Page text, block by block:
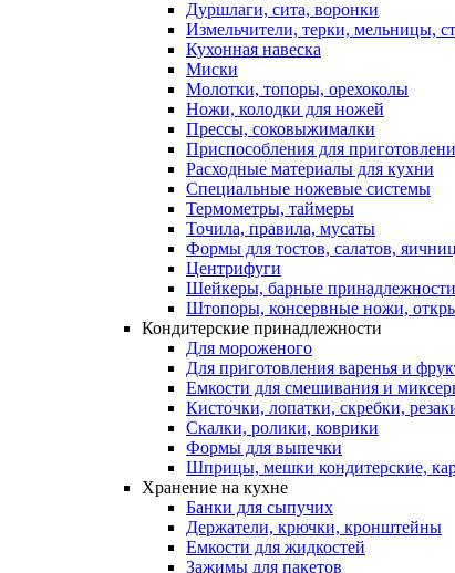
Дуршлаги, сита, воронки
Измельчители, терки, мельницы,
Кухонная навеска
Миски
Молотки, топоры, орехоколы
Ножи, колодки для ножей
Прессы, соковыжималки
Приспособления для
Расходные материалы для кухни
Специальные ножевые системы
Термометры, таймеры
Точила, правила, мусаты
Формы для тостов, салатов, яичниц
Центрифуги
Шейкеры, барные принадлежности
Штопоры, консервные ножи,
Кондитерские принадлежности
Для мороженого
Для приготовления варенья и
Емкости для смешивания и
Кисточки, лопатки, скребки,
Скалки, ролики, коврики
Формы для выпечки
Шприцы, мешки кондитерские,
Хранение на кухне
Банки для сыпучих
Держатели, крючки, кронштейны
Емкости для жидкостей
Зажимы для пакетов